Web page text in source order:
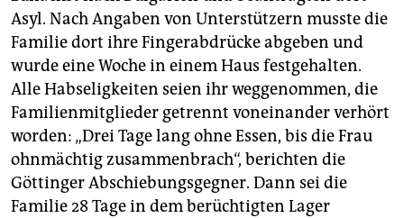
Asyl. Nach Angaben von Unterstützern musste die
Familie dort ihre Fingerabdrücke abgeben und
wurde eine Woche in einem Haus festgehalten.
Alle Habseligkeiten seien ihr weggenommen, die
Familienmitglieder getrennt voneinander verhört
worden: „Drei Tage lang ohne Essen, bis die Frau
ohnmächtig zusammenbrach“, berichten die
Göttinger Abschiebungsgegner. Dann sei die
Familie 28 Tage in dem berüchtigten Lager